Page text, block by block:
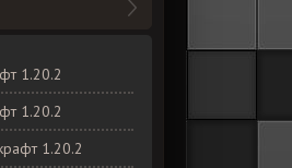
1.20.2
1.20.2
1.20.2